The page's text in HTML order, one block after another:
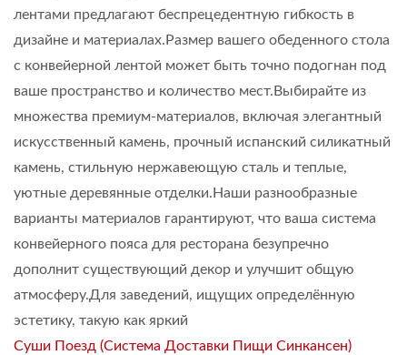
лентами предлагают беспрецедентную гибкость в
дизайне и материалах.Размер вашего обеденного стола
с конвейерной лентой может быть точно подогнан под
ваше пространство и количество мест.Выбирайте из
множества премиум-материалов, включая элегантный
искусственный камень, прочный испанский силикатный
камень, стильную нержавеющую сталь и теплые,
уютные деревянные отделки.Наши разнообразные
варианты материалов гарантируют, что ваша система
конвейерного пояса для ресторана безупречно
дополнит существующий декор и улучшит общую
атмосферу.Для заведений, ищущих определённую
эстетику, такую как яркий
Суши Поезд (Система Доставки Пищи Синкансен)